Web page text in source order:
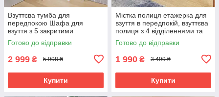
Взуттєва тумба для
передпокою Шафа для
взуття з 5 закритими
відділеннями
Готово до відправки
2 999 ₴ 5 998 ₴
Купити
Містка полиця етажерка для
взуття в передпокій, взуттєва
полиця з 4 відділеннями та
тримачем для парасольки в
будинок
Готово до відправки
1 990 ₴ 3 499 ₴
Купити